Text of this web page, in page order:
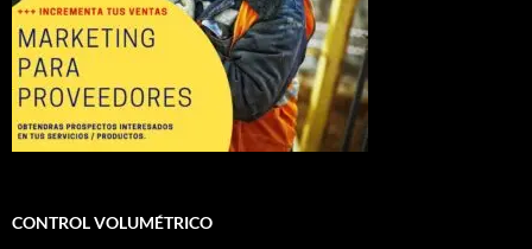
CONTROL VOLUMÉTRICO